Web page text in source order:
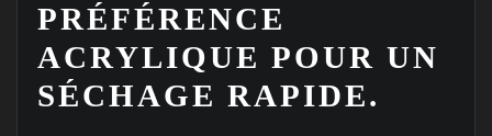
PRÉFÉRENCE
ACRYLIQUE POUR UN
SÉCHAGE RAPIDE.